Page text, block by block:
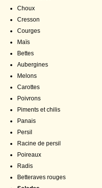
Choux
Cresson
Courges
Maïs
Bettes
Aubergines
Melons
Carottes
Poivrons
Piments et chilis
Panais
Persil
Racine de persil
Poireaux
Radis
Betteraves rouges